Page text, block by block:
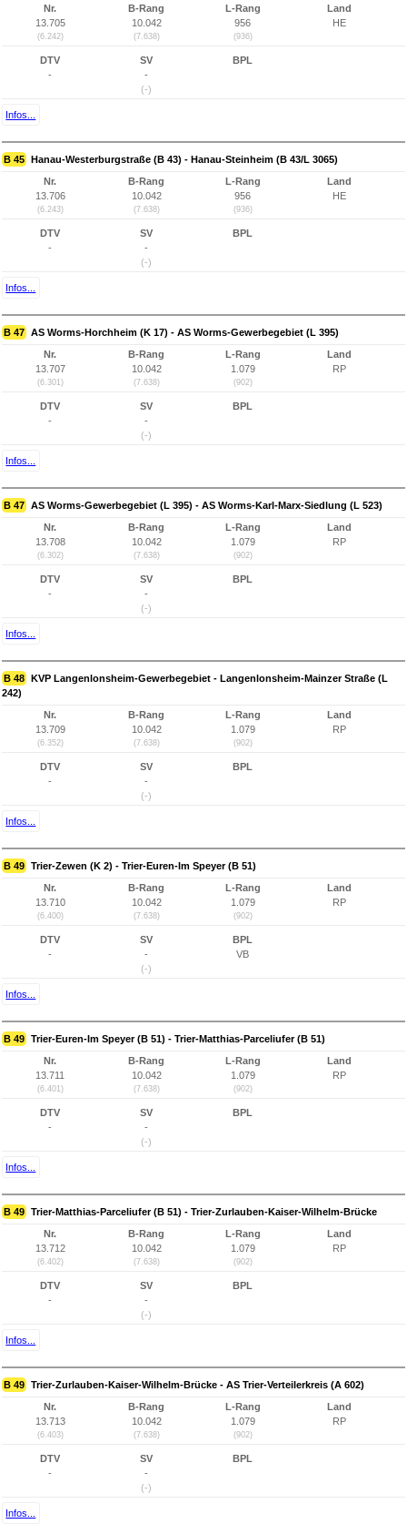
Nr.
13.705
(6.242)
B-Rang
10.042
(7.638)
L-Rang
956
(936)
Land
HE
DTV
-
SV
-
(-)
BPL
Infos...
B 45 Hanau-Westerburgstraße (B 43) - Hanau-Steinheim (B 43/L 3065)
Nr.
13.706
(6.243)
B-Rang
10.042
(7.638)
L-Rang
956
(936)
Land
HE
DTV
-
SV
-
(-)
BPL
Infos...
B 47 AS Worms-Horchheim (K 17) - AS Worms-Gewerbegebiet (L 395)
Nr.
13.707
(6.301)
B-Rang
10.042
(7.638)
L-Rang
1.079
(902)
Land
RP
DTV
-
SV
-
(-)
BPL
Infos...
B 47 AS Worms-Gewerbegebiet (L 395) - AS Worms-Karl-Marx-Siedlung (L 523)
Nr.
13.708
(6.302)
B-Rang
10.042
(7.638)
L-Rang
1.079
(902)
Land
RP
DTV
-
SV
-
(-)
BPL
Infos...
B 48 KVP Langenlonsheim-Gewerbegebiet - Langenlonsheim-Mainzer Straße (L
242)
Nr.
13.709
(6.352)
B-Rang
10.042
(7.638)
L-Rang
1.079
(902)
Land
RP
DTV
-
SV
-
(-)
BPL
Infos...
B 49 Trier-Zewen (K 2) - Trier-Euren-Im Speyer (B 51)
Nr.
13.710
(6.400)
B-Rang
10.042
(7.638)
L-Rang
1.079
(902)
Land
RP
DTV
-
SV
-
(-)
BPL
VB
Infos...
B 49 Trier-Euren-Im Speyer (B 51) - Trier-Matthias-Parceliufer (B 51)
Nr.
13.711
(6.401)
B-Rang
10.042
(7.638)
L-Rang
1.079
(902)
Land
RP
DTV
-
SV
-
(-)
BPL
Infos...
B 49 Trier-Matthias-Parceliufer (B 51) - Trier-Zurlauben-Kaiser-Wilhelm-Brücke
Nr.
13.712
(6.402)
B-Rang
10.042
(7.638)
L-Rang
1.079
(902)
Land
RP
DTV
-
SV
-
(-)
BPL
Infos...
B 49 Trier-Zurlauben-Kaiser-Wilhelm-Brücke - AS Trier-Verteilerkreis (A 602)
Nr.
13.713
(6.403)
B-Rang
10.042
(7.638)
L-Rang
1.079
(902)
Land
RP
DTV
-
SV
-
(-)
BPL
Infos...